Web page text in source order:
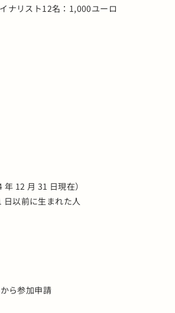
ナリスト12名：1,000ユーロ
12 月 31 日現在）
日以前に生まれた人
ら参加申請